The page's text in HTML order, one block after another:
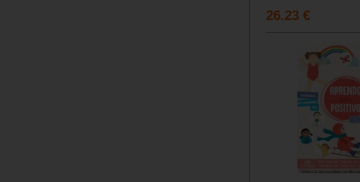
26.23 €